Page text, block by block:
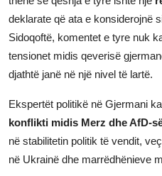
deklarate që ata e konsiderojnë
Sidoqoftë, komentet e tyre nuk
tensionet midis qeverisë
djathtë janë në një nivel të lartë.
Ekspertët politikë në Gjermani
konflikti midis Merz dhe AfD-
në stabilitetin politik të vendit,
në Ukrainë dhe marrëdhënieve